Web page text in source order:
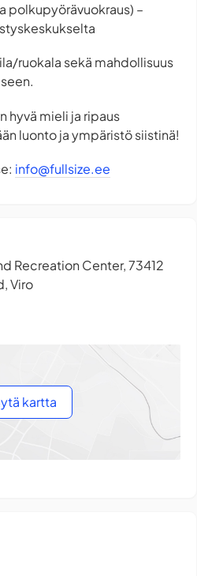
polkupyörävuokraus) –
ruokala sekä mahdollisuus
hyvä mieli ja ripaus
luonto ja ympäristö siistinä!
info@fullsize.ee
Recreation Center, 73412
Viro
kartta